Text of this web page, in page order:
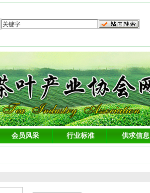
会员风采 行业标准 供求信息